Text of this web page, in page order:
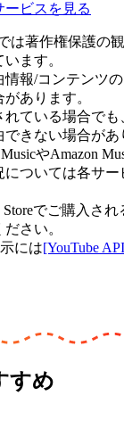
ービスを見る
は著作権保護の
ます。
報/コンテンツ
あります。
れている場合でも
きない場合があ
やAmazon
については各サ
Storeでご購入さ
さい。
には[YouTube
すめ